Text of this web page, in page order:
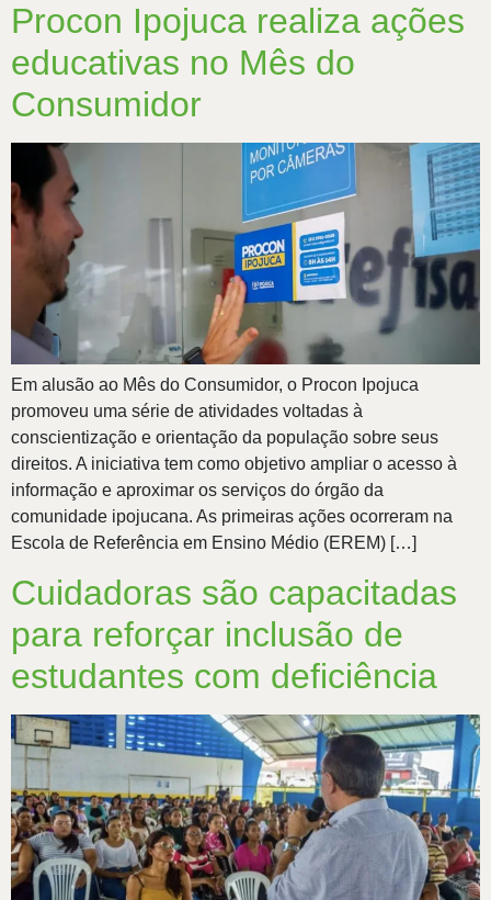
Procon Ipojuca realiza ações
educativas no Mês do
Consumidor
Em alusão ao Mês do Consumidor, o Procon Ipojuca
promoveu uma série de atividades voltadas à
conscientização e orientação da população sobre seus
direitos. A iniciativa tem como objetivo ampliar o acesso à
informação e aproximar os serviços do órgão da
comunidade ipojucana. As primeiras ações ocorreram na
Escola de Referência em Ensino Médio (EREM) […]
Cuidadoras são capacitadas
para reforçar inclusão de
estudantes com deficiência